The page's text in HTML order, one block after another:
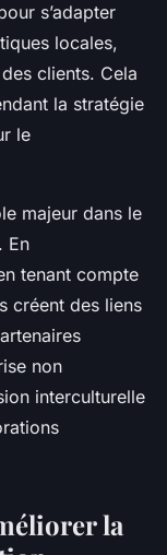
s’adapter
locales,
clients. Cela
la stratégie
le
majeur dans le
. En
tenant compte
créent des liens
non
interculturelle
la